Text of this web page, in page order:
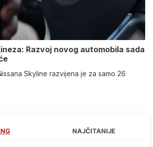
Razvoj novog automobila sada
Skyline razvijena je za samo 26
NAJČITANIJE